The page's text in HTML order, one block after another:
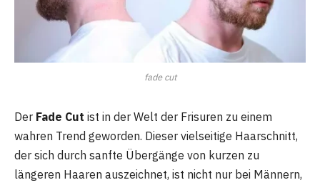
fade cut
Der Fade Cut ist in der Welt der Frisuren zu einem
wahren Trend geworden. Dieser vielseitige Haarschnitt,
der sich durch sanfte Übergänge von kurzen zu
längeren Haaren auszeichnet, ist nicht nur bei Männern,